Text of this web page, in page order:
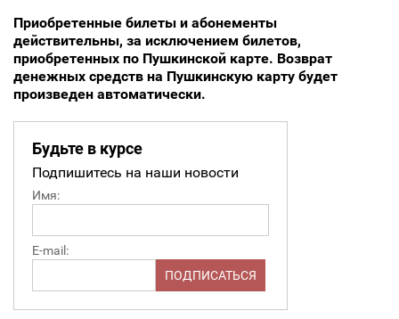
Приобретенные билеты и абонементы
действительны, за исключением билетов,
приобретенных по Пушкинской карте. Возврат
денежных средств на Пушкинскую карту будет
произведен автоматически.
Будьте в курсе
Подпишитесь на наши новости
Имя:
E-mail: